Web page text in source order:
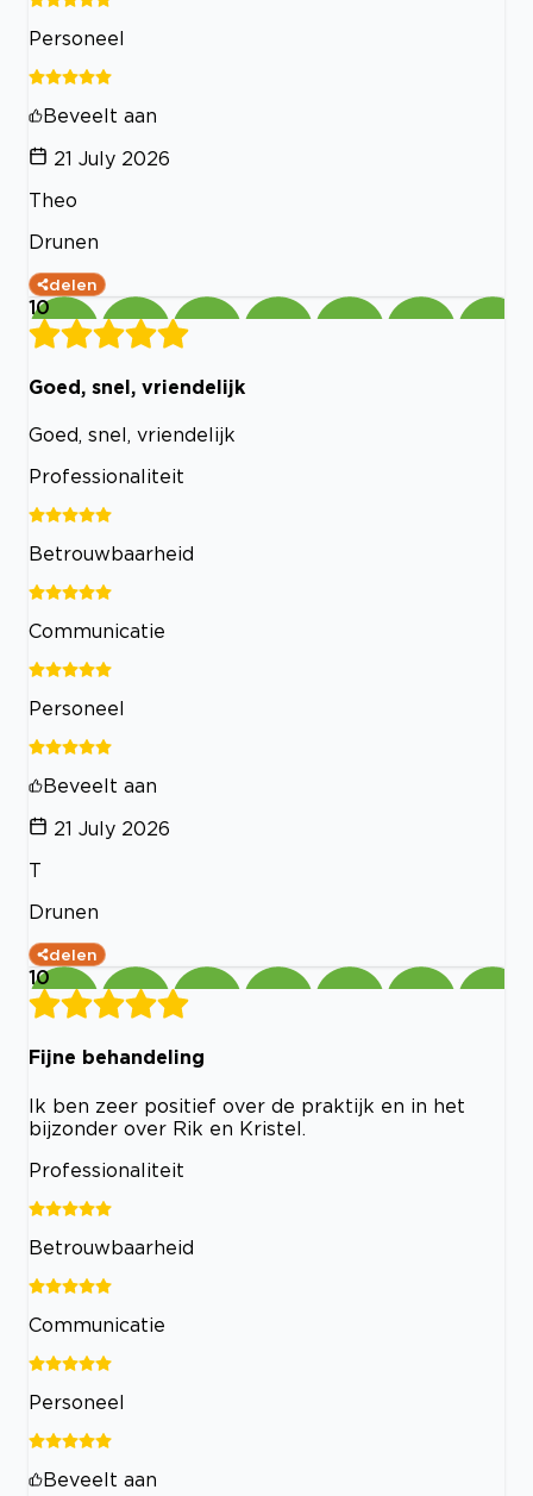
Personeel
Beveelt aan
21 July 2026
Theo
Drunen
delen
10
Goed, snel, vriendelijk
Goed, snel, vriendelijk
Professionaliteit
Betrouwbaarheid
Communicatie
Personeel
Beveelt aan
21 July 2026
T
Drunen
delen
10
Fijne behandeling
Ik ben zeer positief over de praktijk en in het
bijzonder over Rik en Kristel.
Professionaliteit
Betrouwbaarheid
Communicatie
Personeel
Beveelt aan